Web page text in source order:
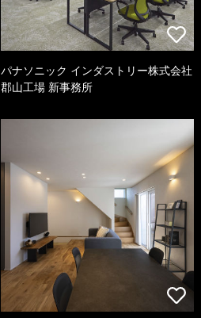
パナソニック インダストリー株式会社
郡山工場 新事務所